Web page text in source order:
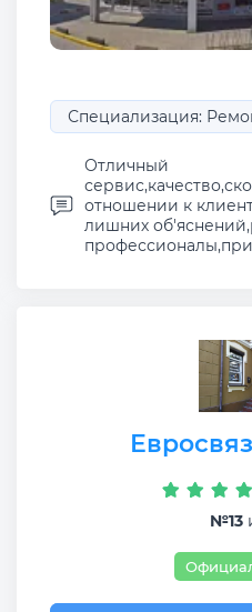
Специализация:
Отличный
отношении к
лишних
№13